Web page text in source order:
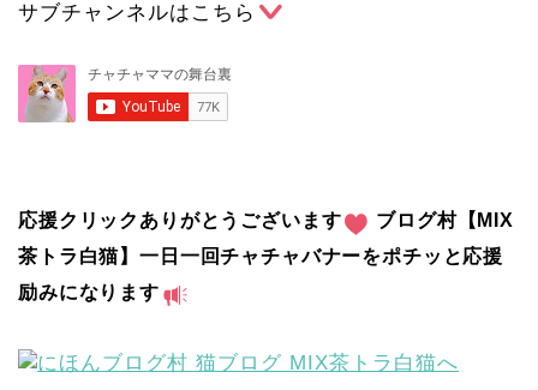
サブチャンネルはこちら
応援クリックありがとうございます
ブログ村【MIX
茶トラ白猫】一日一回チャチャバナーをポチッと応援
励みになります